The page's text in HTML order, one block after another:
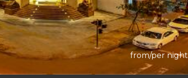
from/per night